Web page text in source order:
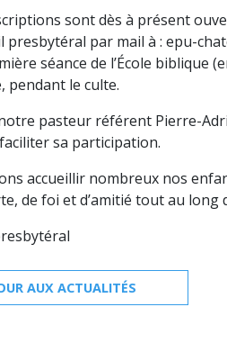
sont dès à présent
presbytéral par mail à : epu-
séance de l’École biblique
pendant le culte.
pasteur référent Pierre-
sa participation.
accueillir nombreux nos
de foi et d’amitié tout au long
AUX ACTUALITÉS